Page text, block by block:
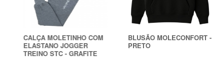
CALÇA MOLETINHO COM
ELASTANO JOGGER
TREINO STC - GRAFITE
BLUSÃO MOLECONFORT -
PRETO